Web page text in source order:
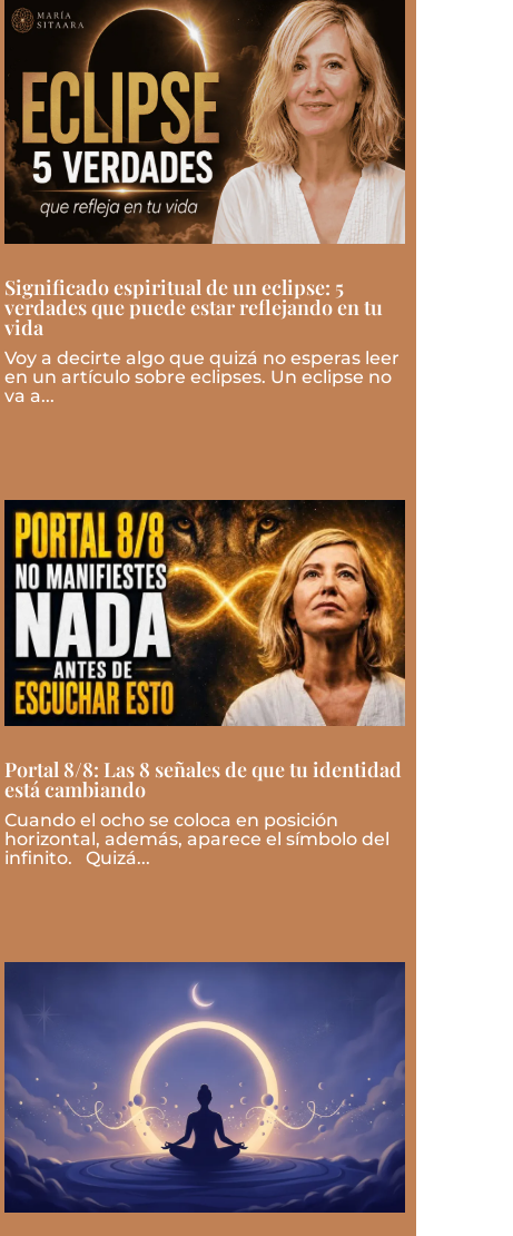
Significado espiritual de un eclipse: 5
verdades que puede estar reflejando en tu
vida
Voy a decirte algo que quizá no esperas leer
en un artículo sobre eclipses. Un eclipse no
va a...
Portal 8/8: Las 8 señales de que tu identidad
está cambiando
Cuando el ocho se coloca en posición
horizontal, además, aparece el símbolo del
infinito. Quizá...